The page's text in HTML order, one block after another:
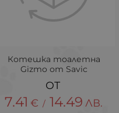
Котешка тоалетна
Gizmo от Savic
7.41 € / 14.49 ЛВ.